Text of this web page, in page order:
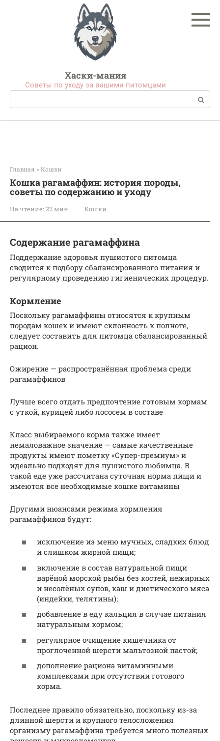
Хаски-мания
Советы по уходу за вашими питомцами
Поиск:
Главная » Кошки
Кошка рагамаффин: история породы,
советы по содержанию и уходу
На чтение: 22 мин Кошки
Содержание рагамаффина
Поддержание здоровья пушистого питомца
сводится к подбору сбалансированного питания и
регулярному проведению гигиенических процедур.
Кормление
Поскольку рагамаффины относятся к крупным
породам кошек и имеют склонность к полноте,
следует составить для питомца сбалансированный
рацион.
Ожирение — распространённая проблема среди
рагамаффинов
Лучше всего отдать предпочтение готовым кормам
с уткой, курицей либо лососем в составе
Класс выбираемого корма также имеет
немаловажное значение — самые качественные
продукты имеют пометку «Супер-премиум» и
идеально подходят для пушистого любимца. В
такой еде уже рассчитана суточная норма пищи и
имеются все необходимые кошке витамины
Другими нюансами режима кормления
рагамаффинов будут:
исключение из меню мучных, сладких блюд
и слишком жирной пищи;
включение в состав натуральной пищи
варёной морской рыбы без костей, нежирных
и несолёных супов, каш и диетического мяса
(индейки, телятины);
добавление в еду кальция в случае питания
натуральным кормом;
регулярное очищение кишечника от
проглоченной шерсти мальтозной пастой;
дополнение рациона витаминными
комплексами при отсутствии готового
корма.
Последнее правило обязательно, поскольку из-за
длинной шерсти и крупного телосложения
организму рагамаффина требуется много полезных